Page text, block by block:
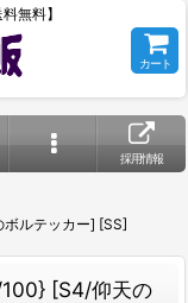
無料】
カート
採用情報
ボルテッカー] [SS]
100} [S4/仰天の